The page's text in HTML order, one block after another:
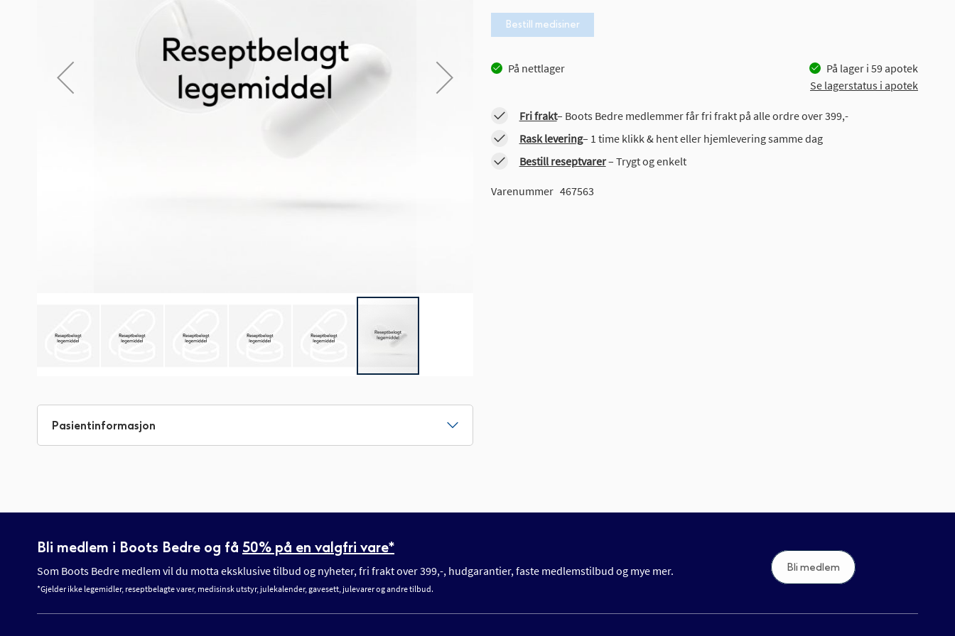
Bestill medisiner
På nettlager På lager i 59apotek
Se lagerstatus i apotek
Fri frakt– Boots Bedre medlemmer får fri frakt på alle ordre over 399,-
Rask levering– 1 time klikk & hent eller hjemlevering samme dag
Bestill reseptvarer– Trygt og enkelt
Varenummer 467563
til
begynnelsen
Pasientinformasjon
Bli medlem i Boots Bedre og få 50% på en valgfri vare*
Som Boots Bedre medlem vil du motta eksklusive tilbud og nyheter, fri frakt over 399,-, hudgarantier, faste medlemstilbud og mye mer.
*Gjelder ikke legemidler, reseptbelagte varer, medisinsk utstyr, julekalender, gavesett, julevarer og andre tilbud.
Bli medlem